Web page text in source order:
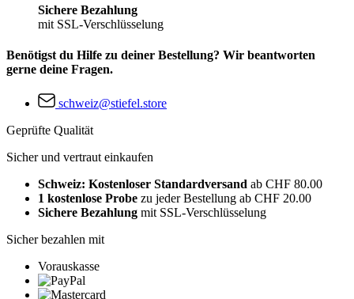
Sichere Bezahlung
mit SSL-Verschlüsselung
Benötigst du Hilfe zu deiner Bestellung? Wir beantworten
gerne deine Fragen.
schweiz@stiefel.store
Geprüfte Qualität
Sicher und vertraut einkaufen
Schweiz: Kostenloser Standardversand ab CHF 80.00
1 kostenlose Probe zu jeder Bestellung ab CHF 20.00
Sichere Bezahlung mit SSL-Verschlüsselung
Sicher bezahlen mit
Vorauskasse